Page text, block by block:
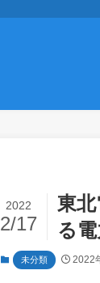
東
る
2022
2/17
未分類 2022